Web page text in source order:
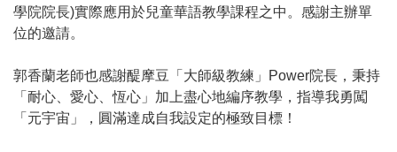
學院院長)實際應用於兒童華語教學課程之中。感謝主辦單
位的邀請。
郭香蘭老師也感謝醍摩豆「大師級教練」Power院長，秉持
「耐心、愛心、恆心」加上盡心地編序教學，指導我勇闖
「元宇宙」，圓滿達成自我設定的極致目標！